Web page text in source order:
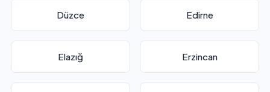
Düzce Edirne
Elazığ Erzincan